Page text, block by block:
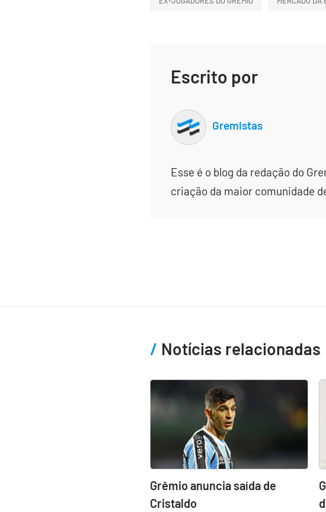
Escrito por
Gremistas
Esse é o blog da redação do
criação da maior comunidade
Notícias relacionadas
Grêmio anuncia saída de
Cristaldo